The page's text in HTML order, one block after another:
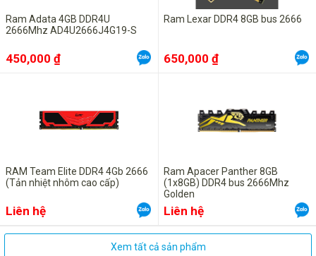
Ram Adata 4GB DDR4U
2666Mhz AD4U2666J4G19-S
450,000 ₫
Ram Lexar DDR4 8GB bus 2666
650,000 ₫
RAM Team Elite DDR4 4Gb 2666
(Tản nhiệt nhôm cao cấp)
Liên hệ
Ram Apacer Panther 8GB
(1x8GB) DDR4 bus 2666Mhz
Golden
Liên hệ
Xem tất cả sản phẩm